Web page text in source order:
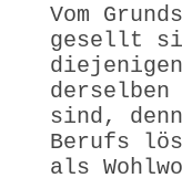
Vom
gesellt
sind,
Berufs
als